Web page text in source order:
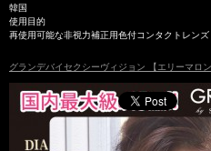
韓国
使用目的
再使用可能な非視力補正用色付コンタクトレンズ
グランデバイセクシーヴィジョン 【エリーマロン